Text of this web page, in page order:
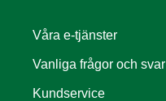
Våra e-tjänster
Vanliga frågor och svar
Kundservice